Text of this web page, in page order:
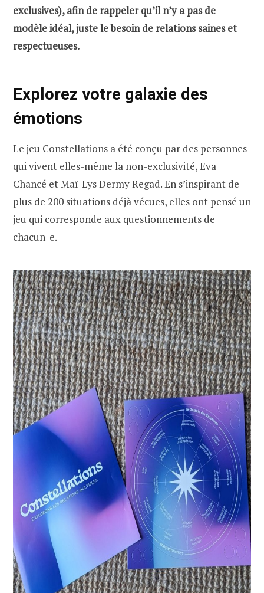
exclusives), afin de rappeler qu’il n’y a pas de
modèle idéal, juste le besoin de relations saines et
respectueuses.
Explorez votre galaxie des
émotions
Le jeu Constellations a été conçu par des personnes
qui vivent elles-même la non-exclusivité, Eva
Chancé et Maï-Lys Dermy Regad. En s’inspirant de
plus de 200 situations déjà vécues, elles ont pensé un
jeu qui corresponde aux questionnements de
chacun-e.